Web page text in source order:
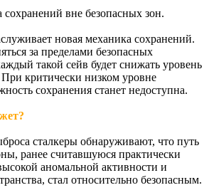
сохранений вне безопасных зон.
новая механика сохранений.
за пределами безопасных
такой сейв будет снижать уровень
критически низком уровне
сохранения станет недоступна.
сталкеры обнаруживают, что путь
ранее считавшуюся практически
аномальной активности и
стал относительно безопасным.